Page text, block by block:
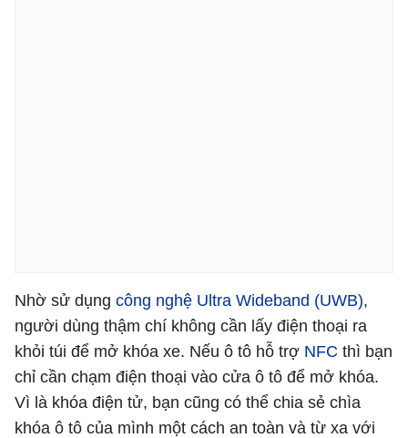
Nhờ sử dụng công nghệ Ultra Wideband (UWB),
người dùng thậm chí không cần lấy điện thoại ra
khỏi túi để mở khóa xe. Nếu ô tô hỗ trợ NFC thì bạn
chỉ cần chạm điện thoại vào cửa ô tô để mở khóa.
Vì là khóa điện tử, bạn cũng có thể chia sẻ chìa
khóa ô tô của mình một cách an toàn và từ xa với